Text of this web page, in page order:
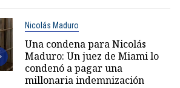
Nicolás Maduro
Una condena para Nicolás
Maduro: Un juez de Miami lo
condenó a pagar una
millonaria indemnización